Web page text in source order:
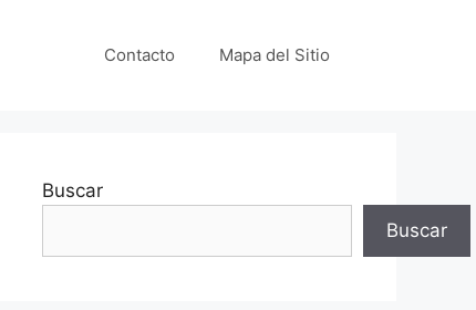
Contacto Mapa del Sitio
Buscar
Buscar